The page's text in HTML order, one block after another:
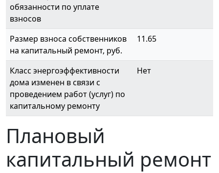
обязанности по уплате
взносов
Размер взноса собственников
на капитальный ремонт, руб.
11.65
Класс энергоэффективности
дома изменен в связи с
проведением работ (услуг) по
капитальному ремонту
Нет
Плановый
капитальный ремонт